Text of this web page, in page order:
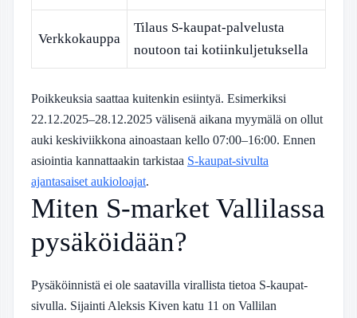
Verkkokauppa
Tilaus S-kaupat-palvelusta
noutoon tai kotiinkuljetuksella
Poikkeuksia saattaa kuitenkin esiintyä. Esimerkiksi
22.12.2025–28.12.2025 välisenä aikana myymälä on ollut
auki keskiviikkona ainoastaan kello 07:00–16:00. Ennen
asiointia kannattaakin tarkistaa S-kaupat-sivulta
ajantasaiset aukioloajat.
Miten S-market Vallilassa
pysäköidään?
Pysäköinnistä ei ole saatavilla virallista tietoa S-kaupat-
sivulla. Sijainti Aleksis Kiven katu 11 on Vallilan